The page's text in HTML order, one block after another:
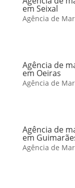
em Seixal
Agência de
Agência de
em Oeiras
Agência de
Agência de
em
Agência de